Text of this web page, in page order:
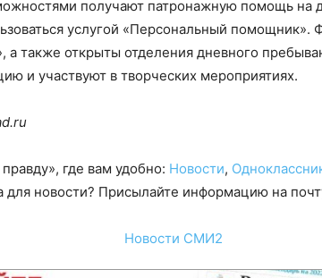
получают патронажную помощь на
услугой «Персональный
а также открыты отделения дневного
и участвуют в творческих мероприятиях.
где вам удобно: Новости,
для новости? Присылайте информацию на
Новости СМИ2